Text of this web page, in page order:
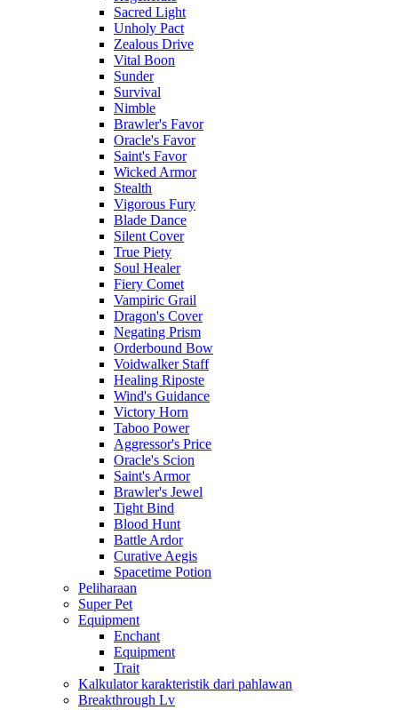
Sacred Light
Unholy Pact
Zealous Drive
Vital Boon
Sunder
Survival
Nimble
Brawler's Favor
Oracle's Favor
Saint's Favor
Wicked Armor
Stealth
Vigorous Fury
Blade Dance
Silent Cover
True Piety
Soul Healer
Fiery Comet
Vampiric Grail
Dragon's Cover
Negating Prism
Orderbound Bow
Voidwalker Staff
Healing Riposte
Wind's Guidance
Victory Horn
Taboo Power
Aggressor's Price
Oracle's Scion
Saint's Armor
Brawler's Jewel
Tight Bind
Blood Hunt
Battle Ardor
Curative Aegis
Spacetime Potion
Peliharaan
Super Pet
Equipment
Enchant
Equipment
Trait
Kalkulator karakteristik dari pahlawan
Breakthrough Lv